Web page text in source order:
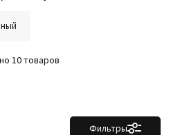
10 товаров
Фильтры